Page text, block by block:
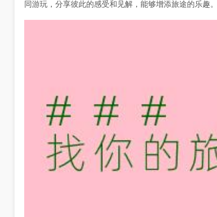
同游玩，分享彼此的感受和见解，能够增添旅途的乐趣